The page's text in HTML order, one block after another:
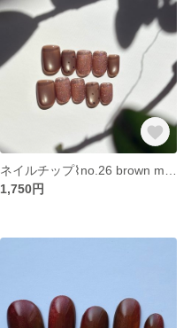
1,750円